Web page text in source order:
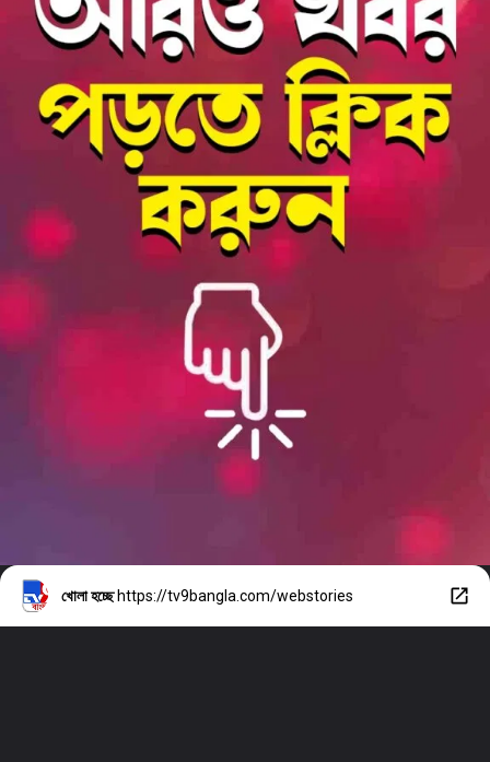
খোলা হচ্ছে https://tv9bangla.com/webstories